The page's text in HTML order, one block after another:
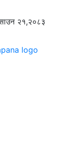
साउन २१,२०८३